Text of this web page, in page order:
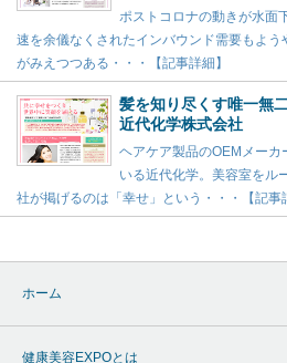
ポストコロナの動きが水面
速を余儀なくされたインバウンド需要もよう
がみえつつある・・・【記事詳細】
髪を知り尽くす唯一無
近代化学株式会社
ヘアケア製品のOEMメー
いる近代化学。美容室をル
社が掲げるのは「幸せ」という・・・【記事
ホーム
健康美容EXPOとは